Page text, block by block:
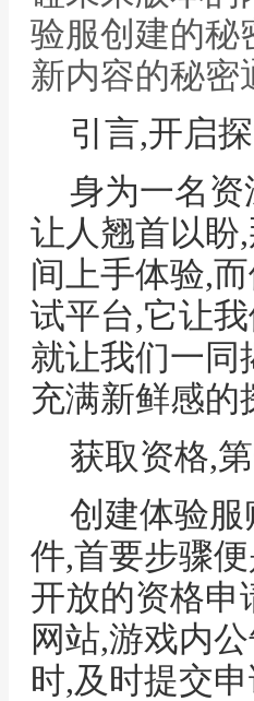
验服创建的秘
新内容的秘密
引言,开启
身为一名
让人翘首以盼
间上手体验,
试平台,它让
就让我们一同
充满新鲜感的
获取资格,
创建体验
件,首要步骤
开放的资格申
网站,游戏内
时,及时提交